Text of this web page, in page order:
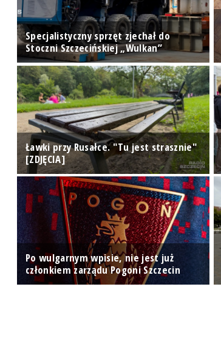
Specjalistyczny sprzęt zjechał do
Stoczni Szczecińskiej „Wulkan”
Ławki przy Rusałce. "Tu jest strasznie"
[ZDJĘCIA]
Po wulgarnym wpisie, nie jest już
członkiem zarządu Pogoni Szczecin